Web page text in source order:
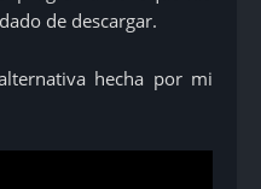
de descargar.
hecha por mi